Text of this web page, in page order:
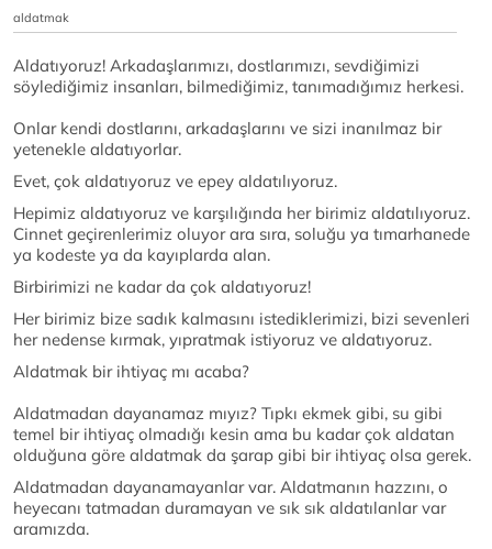
aldatmak
Aldatıyoruz! Arkadaşlarımızı, dostlarımızı, sevdiğimizi
söylediğimiz insanları, bilmediğimiz, tanımadığımız herkesi.
Onlar kendi dostlarını, arkadaşlarını ve sizi inanılmaz bir
yetenekle aldatıyorlar.
Evet, çok aldatıyoruz ve epey aldatılıyoruz.
Hepimiz aldatıyoruz ve karşılığında her birimiz aldatılıyoruz.
Cinnet geçirenlerimiz oluyor ara sıra, soluğu ya tımarhanede
ya kodeste ya da kayıplarda alan.
Birbirimizi ne kadar da çok aldatıyoruz!
Her birimiz bize sadık kalmasını istediklerimizi, bizi sevenleri
her nedense kırmak, yıpratmak istiyoruz ve aldatıyoruz.
Aldatmak bir ihtiyaç mı acaba?
Aldatmadan dayanamaz mıyız? Tıpkı ekmek gibi, su gibi
temel bir ihtiyaç olmadığı kesin ama bu kadar çok aldatan
olduğuna göre aldatmak da şarap gibi bir ihtiyaç olsa gerek.
Aldatmadan dayanamayanlar var. Aldatmanın hazzını, o
heyecanı tatmadan duramayan ve sık sık aldatılanlar var
aramızda.